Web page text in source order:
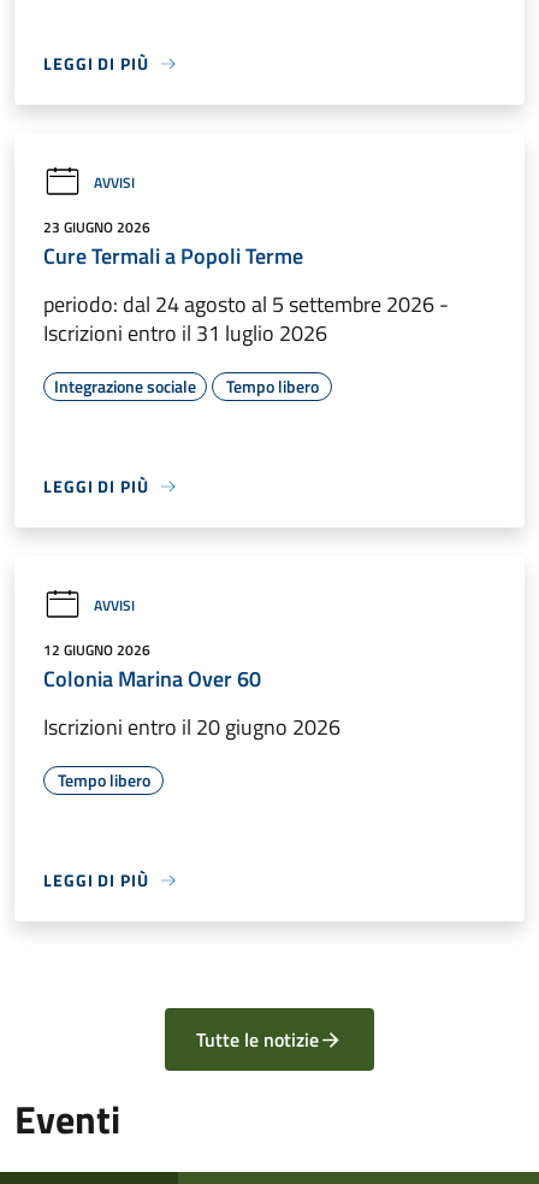
LEGGI DI PIÙ
AVVISI
23 GIUGNO 2026
Cure Termali a Popoli Terme
periodo: dal 24 agosto al 5 settembre 2026 -
Iscrizioni entro il 31 luglio 2026
Integrazione sociale Tempo libero
LEGGI DI PIÙ
AVVISI
12 GIUGNO 2026
Colonia Marina Over 60
Iscrizioni entro il 20 giugno 2026
Tempo libero
LEGGI DI PIÙ
Tutte le notizie
Eventi